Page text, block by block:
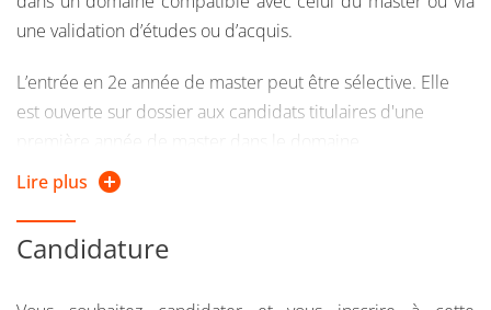
une validation d’études ou d’acquis.
L’entrée en 2e année de master peut être sélective. Elle
est ouverte sur dossier aux candidats titulaires d'une
première année de master dans le domaine.
Public formation continue : Vous relevez de la formation
continue :
d'études
Lire plus
Candidature